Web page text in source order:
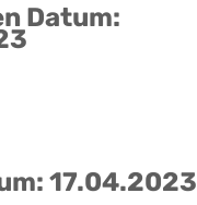
Datum:
17.04.2023